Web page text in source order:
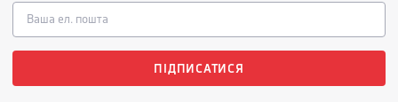
ПІДПИСАТИСЯ